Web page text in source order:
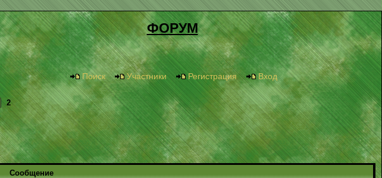
ФОРУМ
Поиск Участники Регистрация Вход
2
Сообщение